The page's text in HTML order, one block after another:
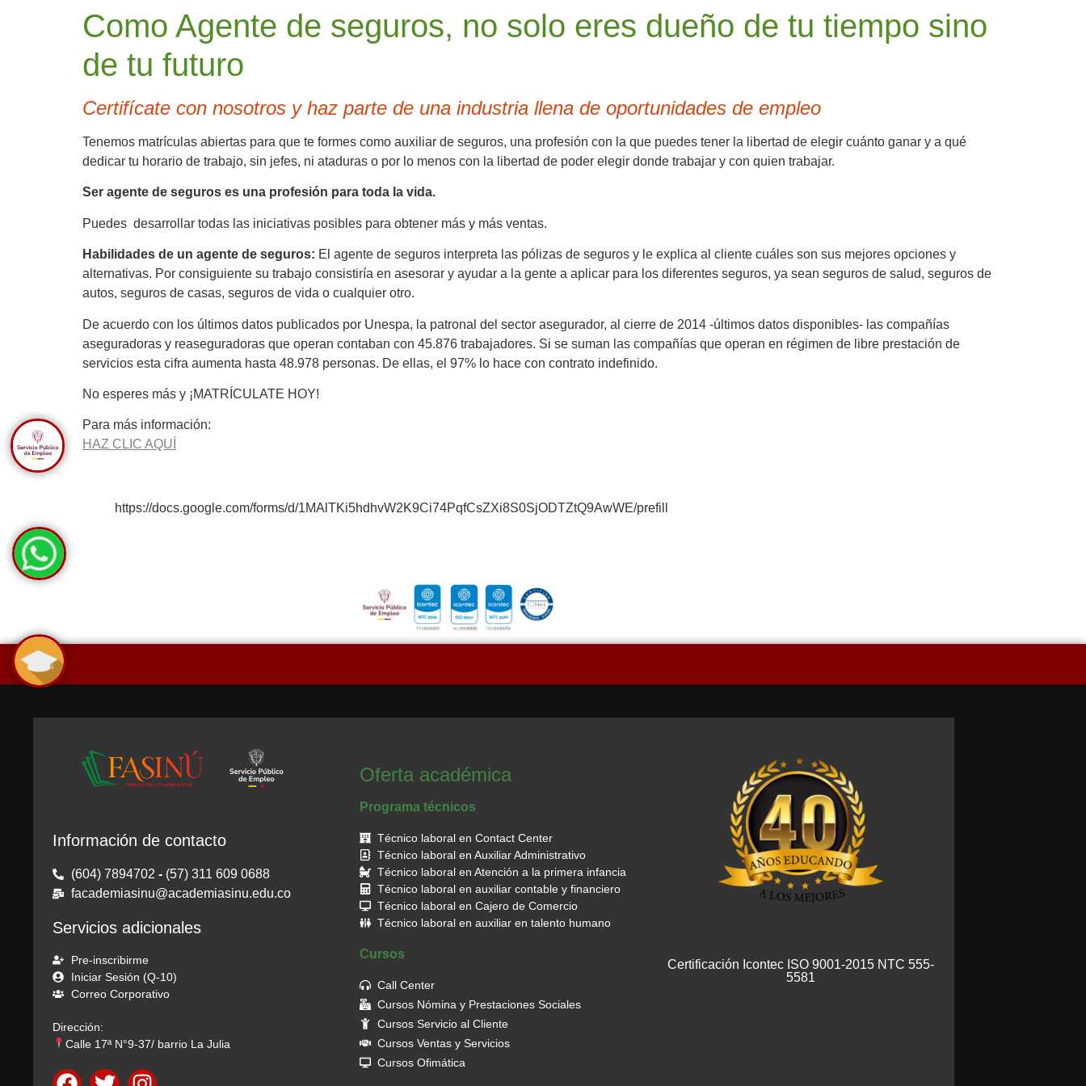
Como Agente de seguros, no solo eres dueño de tu tiempo sino
de tu futuro
Certifícate con nosotros y haz parte de una industria llena de oportunidades de empleo
Tenemos matrículas abiertas para que te formes como auxiliar de seguros, una profesión con la que puedes tener la libertad de elegir cuánto ganar y a qué
dedicar tu horario de trabajo, sin jefes, ni ataduras o por lo menos con la libertad de poder elegir donde trabajar y con quien trabajar.
Ser agente de seguros es una profesión para toda la vida.
Puedes desarrollar todas las iniciativas posibles para obtener más y más ventas.
Habilidades de un agente de seguros: El agente de seguros interpreta las pólizas de seguros y le explica al cliente cuáles son sus mejores opciones y
alternativas. Por consiguiente su trabajo consistiría en asesorar y ayudar a la gente a aplicar para los diferentes seguros, ya sean seguros de salud, seguros de
autos, seguros de casas, seguros de vida o cualquier otro.
De acuerdo con los últimos datos publicados por Unespa, la patronal del sector asegurador, al cierre de 2014 -últimos datos disponibles- las compañías
aseguradoras y reaseguradoras que operan contaban con 45.876 trabajadores. Si se suman las compañías que operan en régimen de libre prestación de
servicios esta cifra aumenta hasta 48.978 personas. De ellas, el 97% lo hace con contrato indefinido.
No esperes más y ¡MATRÍCULATE HOY!
Para más información:
HAZ CLIC AQUÍ
https://docs.google.com/forms/d/1MAlTKi5hdhvW2K9Ci74PqfCsZXi8S0SjODTZtQ9AwWE/prefill
Información de contacto
(604) 7894702 -(57) 311 609 0688
facademiasinu@academiasinu.edu.co
Servicios adicionales
Pre-inscribirme
Iniciar Sesión (Q-10)
Correo Corporativo
Dirección:
Calle 17ª N°9-37/ barrio La Julia
Oferta académica
Programa técnicos
Técnico laboral en Contact Center
Técnico laboral en Auxiliar Administrativo
Técnico laboral en Atención a la primera infancia
Técnico laboral en auxiliar contable y financiero
Técnico laboral en Cajero de Comercio
Técnico laboral en auxiliar en talento humano
Cursos
Call Center
Cursos Nómina y Prestaciones Sociales
Cursos Servicio al Cliente
Cursos Ventas y Servicios
Cursos Ofimática
Certificación Icontec ISO 9001-2015 NTC 555-
5581